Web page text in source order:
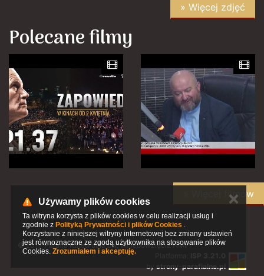
» Więcej zdjęć
Polecane filmy
» Więcej filmów
© 2017 Parafia Katedralna pw. Wniebowzięcia NMP
by strony-parafialne.pl
Używamy plików cookies
Ta witryna korzysta z plików cookies w celu realizacji usług i
zgodnie z Polityką Prywatności i plików Cookies .
Korzystanie z niniejszej witryny internetowej bez zmiany ustawień
jest równoznaczne ze zgodą użytkownika na stosowanie plików
Cookies. Zrozumiałem i akceptuję.
✕